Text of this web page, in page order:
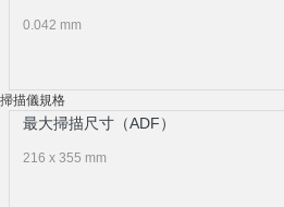
0.042 mm
掃描儀規格
最大掃描尺寸（ADF）
216 x 355 mm